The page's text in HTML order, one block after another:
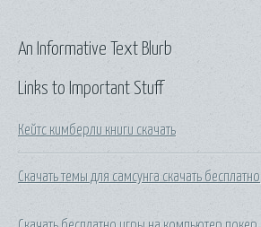
Links to Important Stuff
Кейтс кимберли книги скачать
Скачать темы для самсунга скачать бесплатно
An Informative Text Blurb